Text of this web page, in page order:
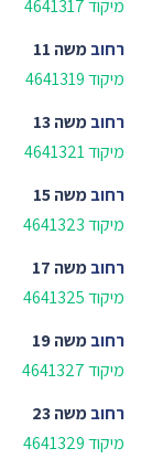
מיקוד 4641317
רחובמשה 11
מיקוד 4641319
רחובמשה 13
מיקוד 4641321
רחובמשה 15
מיקוד 4641323
רחובמשה 17
מיקוד 4641325
רחובמשה 19
מיקוד 4641327
רחובמשה 23
מיקוד 4641329